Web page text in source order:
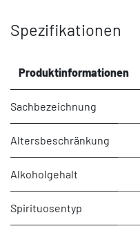
Spezifikationen
Produktinformationen
Sachbezeichnung
Altersbeschränkung
Alkoholgehalt
Spirituosentyp